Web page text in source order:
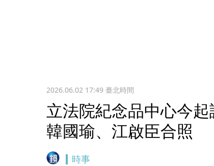
2026.06.02 17:49臺北時間
立法院紀念品中心今
韓國瑜、江啟臣合照
時事